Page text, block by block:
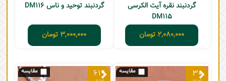
گردنبند نقره آیت الکرسی
DM115
2,080,000 تومان
گردنبند توحید و ناس DM116
3,000,000 تومان
30
619